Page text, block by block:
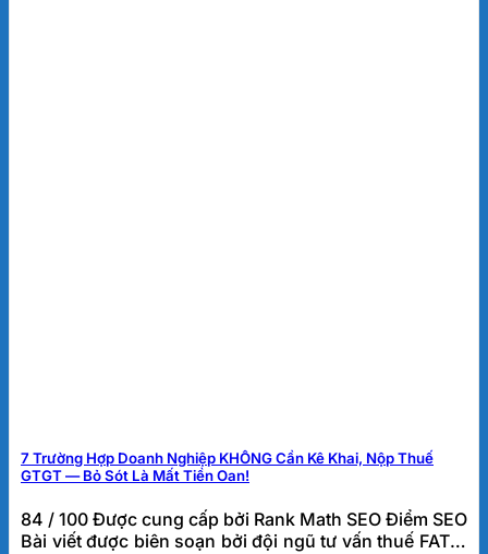
7 Trường Hợp Doanh Nghiệp KHÔNG Cần Kê Khai, Nộp Thuế
GTGT — Bỏ Sót Là Mất Tiền Oan!
84 / 100 Được cung cấp bởi Rank Math SEO Điểm SEO
Bài viết được biên soạn bởi đội ngũ tư vấn thuế FATO.